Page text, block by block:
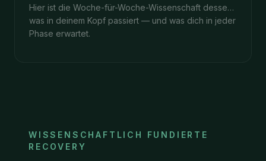
Hier ist die Woche-für-Woche-Wissenschaft dessen,
was in deinem Kopf passiert — und was dich in jeder
Phase erwartet.
10 Min.18. Januar 2026
WISSENSCHAFTLICH FUNDIERTE
RECOVERY